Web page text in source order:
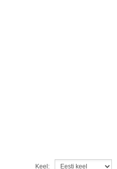
Keel: